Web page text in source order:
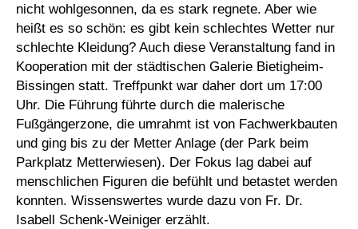
nicht wohlgesonnen, da es stark regnete. Aber wie
heißt es so schön: es gibt kein schlechtes Wetter nur
schlechte Kleidung? Auch diese Veranstaltung fand in
Kooperation mit der städtischen Galerie Bietigheim-
Bissingen statt. Treffpunkt war daher dort um 17:00
Uhr. Die Führung führte durch die malerische
Fußgängerzone, die umrahmt ist von Fachwerkbauten
und ging bis zu der Metter Anlage (der Park beim
Parkplatz Metterwiesen). Der Fokus lag dabei auf
menschlichen Figuren die befühlt und betastet werden
konnten. Wissenswertes wurde dazu von Fr. Dr.
Isabell Schenk-Weiniger erzählt.